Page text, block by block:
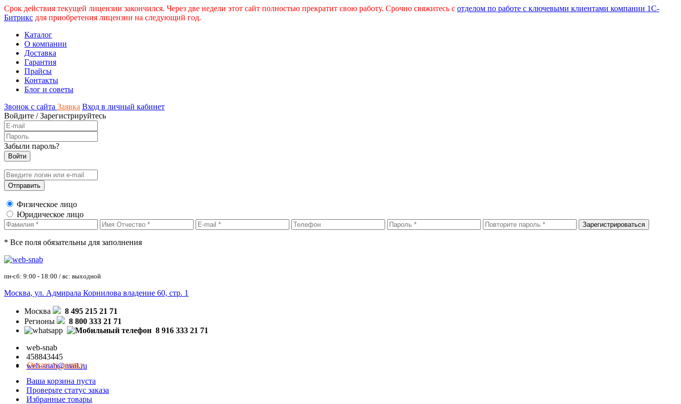
Срок действия текущей лицензии закончился. Через две недели этот сайт полностью прекратит свою работу. Срочно свяжитесь с отделом по работе с ключевыми клиентами компании 1С-
Битрикс для приобретения лицензии на следующий год.
Каталог
О компании
Доставка
Гарантия
Прайсы
Контакты
Блог и советы
Звонок с сайта Заявка Вход в личный кабинет
Войдите /Зарегистрируйтесь
Забыли пароль?
Физическое лицо
Юридическое лицо
* Все поля обязательны для заполнения
пн-сб: 9:00 - 18:00 / вс: выходной
Москва, ул. Адмирала Корнилова владение 60, стр. 1
Москва
8 495 215 21 71
Регионы
8 800 333 21 71
8 916 333 21 71
web-snab
458843445
web-snab@mail.ru
Оставить заявку
Ваша корзина пуста
Проверьте статус заказа
Избранные товары